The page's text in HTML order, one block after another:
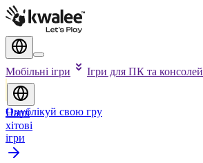
Мобільні ігри Ігри для ПК та консолей
Опублікуй свою гру
Наші
хітові
ігри